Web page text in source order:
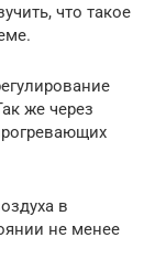
что такое
же через
в
не менее